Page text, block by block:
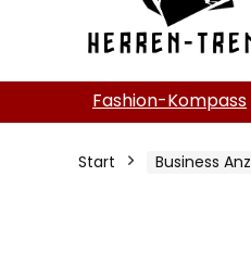
Fashion-Kompass
Start Business